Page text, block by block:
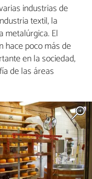
industrias de
textil, la
metalúrgica. El
hace poco más de
en la sociedad,
de las áreas